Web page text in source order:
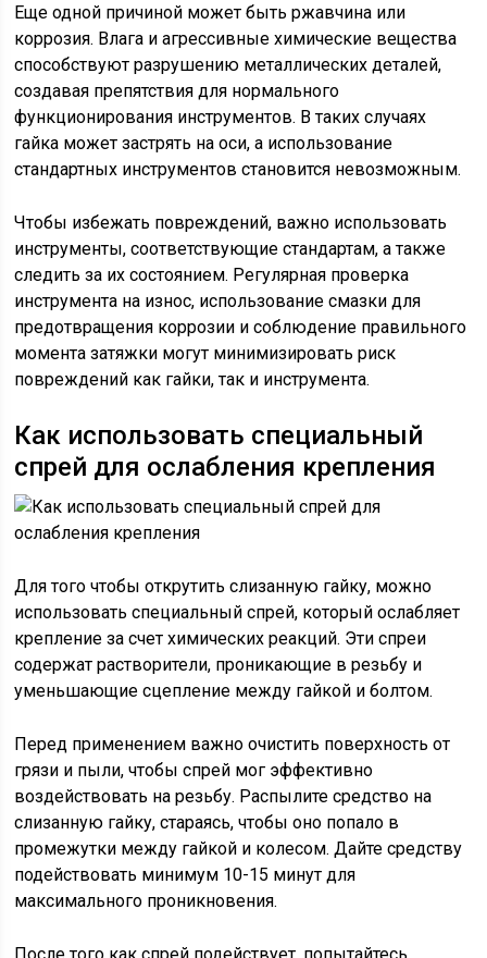
Еще одной причиной может быть ржавчина или
коррозия. Влага и агрессивные химические вещества
способствуют разрушению металлических деталей,
создавая препятствия для нормального
функционирования инструментов. В таких случаях
гайка может застрять на оси, а использование
стандартных инструментов становится невозможным.
Чтобы избежать повреждений, важно использовать
инструменты, соответствующие стандартам, а также
следить за их состоянием. Регулярная проверка
инструмента на износ, использование смазки для
предотвращения коррозии и соблюдение правильного
момента затяжки могут минимизировать риск
повреждений как гайки, так и инструмента.
Как использовать специальный
спрей для ослабления крепления
Для того чтобы открутить слизанную гайку, можно
использовать специальный спрей, который ослабляет
крепление за счет химических реакций. Эти спреи
содержат растворители, проникающие в резьбу и
уменьшающие сцепление между гайкой и болтом.
Перед применением важно очистить поверхность от
грязи и пыли, чтобы спрей мог эффективно
воздействовать на резьбу. Распылите средство на
слизанную гайку, стараясь, чтобы оно попало в
промежутки между гайкой и колесом. Дайте средству
подействовать минимум 10-15 минут для
максимального проникновения.
После того как спрей подействует, попытайтесь